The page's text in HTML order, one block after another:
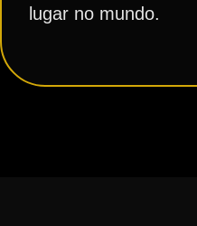
lugar no mundo.